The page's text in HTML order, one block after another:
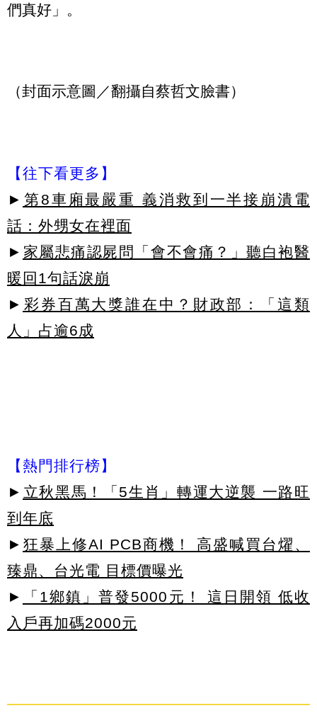
們真好」。
（封面示意圖／翻攝自蔡哲文臉書）
【往下看更多】
► 第8車廂最嚴重 義消救到一半接崩潰電
話：外甥女在裡面
► 家屬悲痛認屍問「會不會痛？」聽白袍醫
暖回1句話淚崩
► 彩券百萬大獎誰在中？財政部：「這類
人」占逾6成
【熱門排行榜】
► 立秋黑馬！「5生肖」轉運大逆襲 一路旺
到年底
► 狂暴上修AI PCB商機！ 高盛喊買台燿、
臻鼎、台光電 目標價曝光
►
「1鄉鎮」普發5000元！ 這日開領 低收
入戶再加碼2000元